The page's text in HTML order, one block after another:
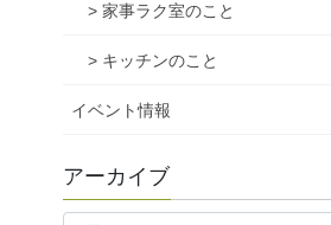
> 家事ラク室のこと
> キッチンのこと
イベント情報
アーカイブ